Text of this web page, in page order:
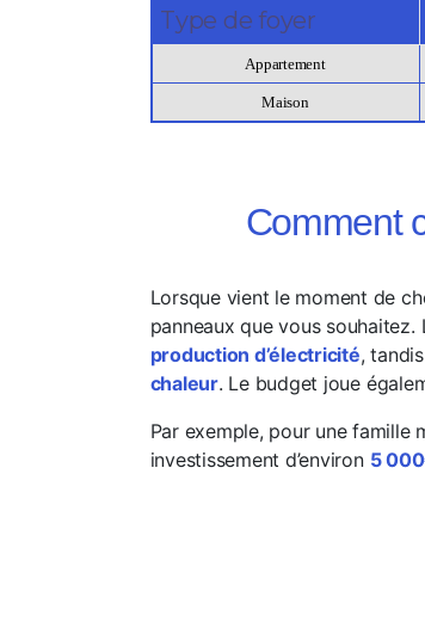
Type de foyer
Appartement
Maison
Comment
Lorsque vient le moment de
panneaux que vous souhaitez.
production d’électricité,
chaleur. Le budget joue
Par exemple, pour une famille
investissement d’environ 5